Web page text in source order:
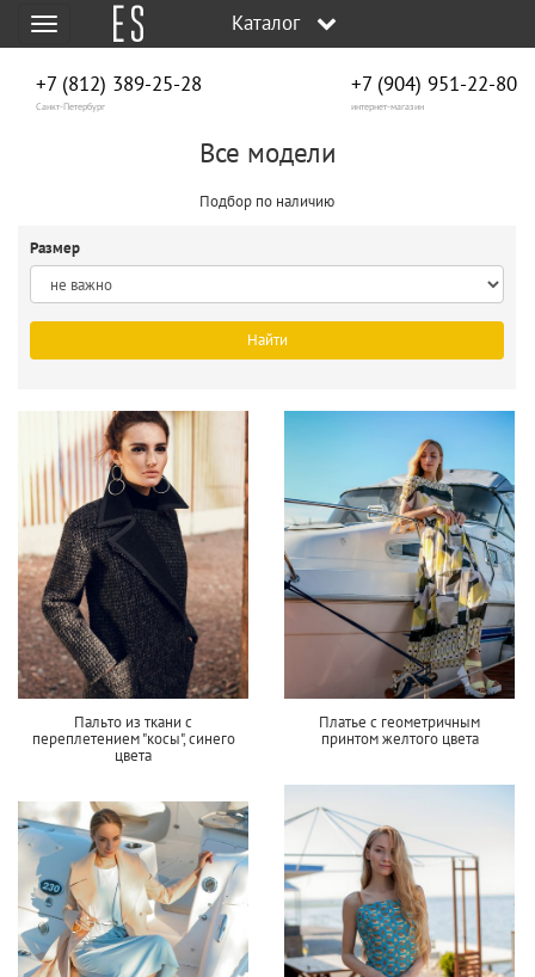
Меню Каталог
+7 (812) 389-25-28
Санкт-Петербург
+7 (904) 951‑22‑80
интернет-магазин
Все модели
Подбор по наличию
Размер
Пальто из ткани с
переплетением "косы", синего
цвета
Платье с геометричным
принтом желтого цвета